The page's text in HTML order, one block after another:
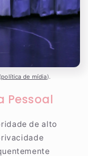
política de mídia).
Pessoal
de alto